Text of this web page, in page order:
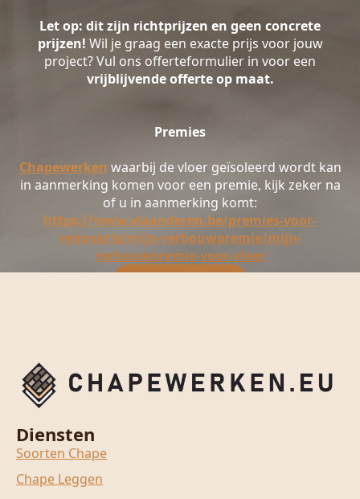
Let op: dit zijn richtprijzen en geen concrete
prijzen! Wil je graag een exacte prijs voor jouw
project? Vul ons offerteformulier in voor een
vrijblijvende offerte op maat.
Premies
Chapewerken waarbij de vloer geïsoleerd wordt kan
in aanmerking komen voor een premie, kijk zeker na
of u in aanmerking komt:
https://www.vlaanderen.be/premies-voor-
renovatie/mijn-verbouwpremie/mijn-
verbouwpremie-voor-vloer
Diensten
Soorten Chape
Chape Leggen